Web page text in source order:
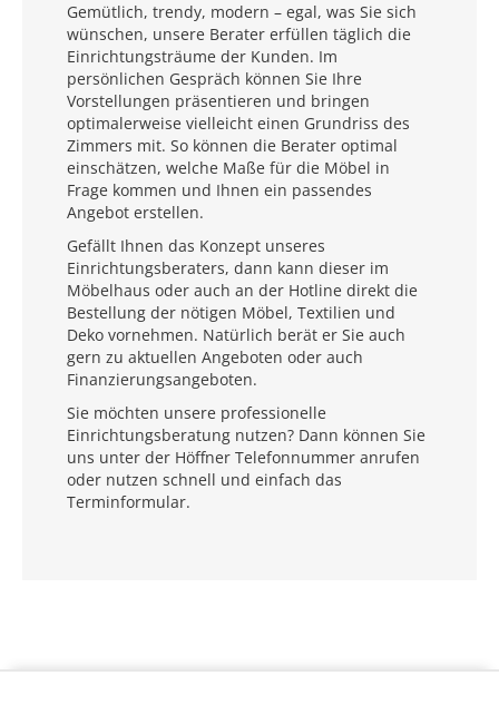
Gemütlich, trendy, modern – egal, was Sie sich
wünschen, unsere Berater erfüllen täglich die
Einrichtungsträume der Kunden. Im
persönlichen Gespräch können Sie Ihre
Vorstellungen präsentieren und bringen
optimalerweise vielleicht einen Grundriss des
Zimmers mit. So können die Berater optimal
einschätzen, welche Maße für die Möbel in
Frage kommen und Ihnen ein passendes
Angebot erstellen.
Gefällt Ihnen das Konzept unseres
Einrichtungsberaters, dann kann dieser im
Möbelhaus oder auch an der Hotline direkt die
Bestellung der nötigen Möbel, Textilien und
Deko vornehmen. Natürlich berät er Sie auch
gern zu aktuellen Angeboten oder auch
Finanzierungsangeboten.
Sie möchten unsere professionelle
Einrichtungsberatung nutzen? Dann können Sie
uns unter der Höffner Telefonnummer anrufen
oder nutzen schnell und einfach das
Terminformular.